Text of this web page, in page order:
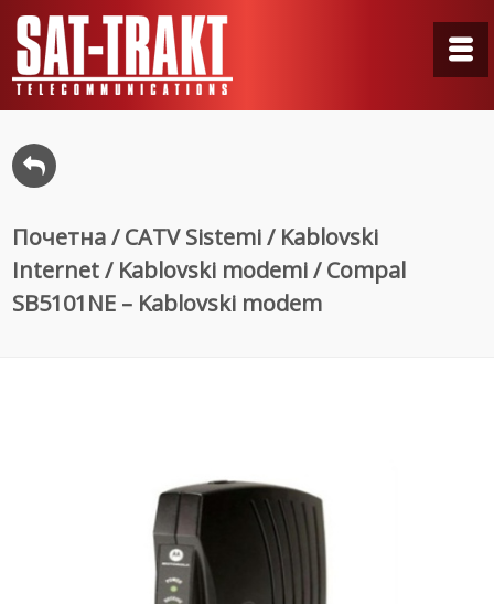
Почетна/CATV Sistemi/ Kablovski
Internet/ Kablovski modemi/ Compal
SB5101NE – Kablovski modem